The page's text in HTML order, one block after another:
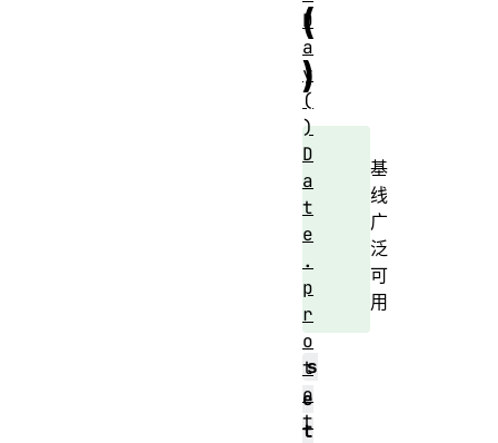
(
)
基
线
广
泛
可
用
s
e
t
D
a
y
(
)
D
a
t
e
.
p
r
o
t
o
t